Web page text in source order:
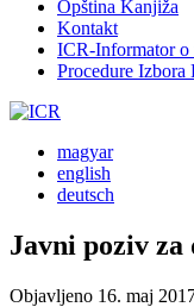
Opština Kanjiža
Kontakt
ICR-Informator o
Procedure Izbora
magyar
english
deutsch
Javni poziv za
Objavljeno 16. maj